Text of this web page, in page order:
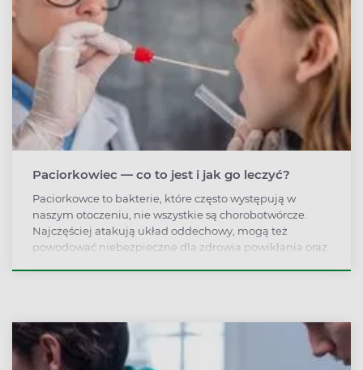
Paciorkowiec — co to jest i jak go leczyć?
Paciorkowce to bakterie, które często występują w
naszym otoczeniu, nie wszystkie są chorobotwórcze.
Najczęściej atakują układ oddechowy, mogą też
powodować niebezpieczne dla zdrowia powikłania oraz